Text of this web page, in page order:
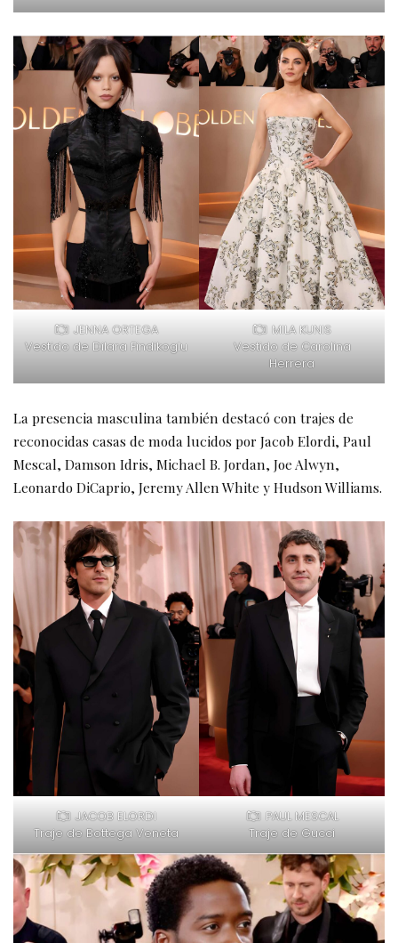
JENNA ORTEGA
Vestido de Dilara Findikoglu
MILA KUNIS
Vestido de Carolina
Herrera
La presencia masculina también destacó con trajes de
reconocidas casas de moda lucidos por Jacob Elordi, Paul
Mescal, Damson Idris, Michael B. Jordan, Joe Alwyn,
Leonardo DiCaprio, Jeremy Allen White y Hudson Williams.
JACOB ELORDI
Traje de Bottega Veneta
PAUL MESCAL
Traje de Gucci